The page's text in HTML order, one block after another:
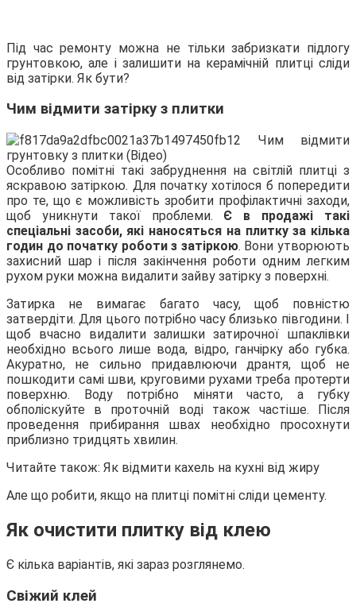
Під час ремонту можна не тільки забризкати підлогу
грунтовкою, але і залишити на керамічній плитці сліди
від затірки. Як бути?
Чим відмити затірку з плитки
Особливо помітні такі забруднення на світлій плитці з
яскравою затіркою. Для початку хотілося б попередити
про те, що є можливість зробити профілактичні заходи,
щоб уникнути такої проблеми. Є в продажі такі
спеціальні засоби, які наносяться на плитку за кілька
годин до початку роботи з затіркою. Вони утворюють
захисний шар і після закінчення роботи одним легким
рухом руки можна видалити зайву затірку з поверхні.
Затирка не вимагає багато часу, щоб повністю
затвердіти. Для цього потрібно часу близько півгодини. І
щоб вчасно видалити залишки затирочної шпаклівки
необхідно всього лише вода, відро, ганчірку або губка.
Акуратно, не сильно придавлюючи дрантя, щоб не
пошкодити самі шви, круговими рухами треба протерти
поверхню. Воду потрібно міняти часто, а губку
обполіскуйте в проточній воді також частіше. Після
проведення прибирання швах необхідно просохнути
приблизно тридцять хвилин.
Читайте також: Як відмити кахель на кухні від жиру
Але що робити, якщо на плитці помітні сліди цементу.
Як очистити плитку від клею
Є кілька варіантів, які зараз розглянемо.
Свіжий клей